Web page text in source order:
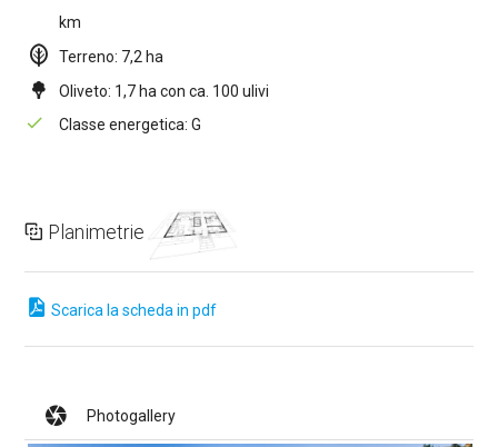
km
Terreno: 7,2 ha
Oliveto: 1,7 ha con ca. 100 ulivi
Classe energetica: G
Planimetrie
Scarica la scheda in pdf
Photogallery